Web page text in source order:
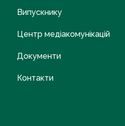
Випускнику
Центр медіакомунікацій
Документи
Контакти